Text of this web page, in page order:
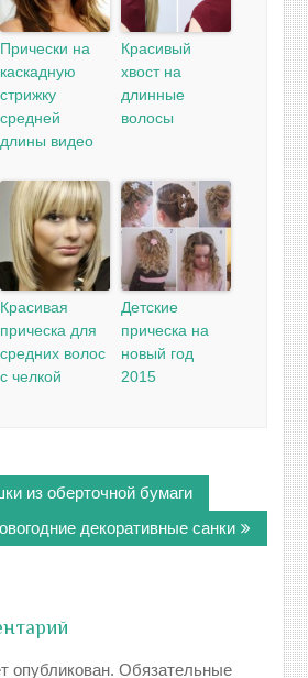
Прически на
каскадную
стрижку
средней
длины видео
Красивый
хвост на
длинные
волосы
Красивая
прическа для
средних волос
с челкой
Детские
прическа на
новый год
2015
из оберточной бумаги
декоративные санки
опубликован. Обязательные